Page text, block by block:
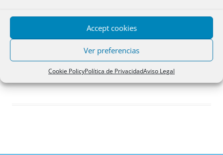
Accept cookies
Ver preferencias
Cookie PolicyPolítica de PrivacidadAviso Legal
Acceder
Registro
¿Has olvidado tu contraseña?